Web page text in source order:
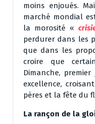
moins enjoués.
marché mondial
la morosité «
perdurer dans les
que dans les
croire que
Dimanche,
excellence,
pères et la fête du
La rançon de la